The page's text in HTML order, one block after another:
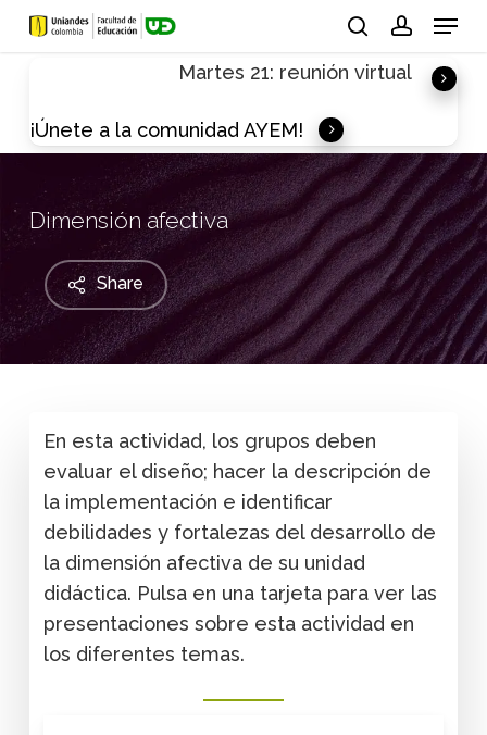
Skip
Menu
Martes 21: reunión virtual
¡Únete a la comunidad AYEM!
Dimensión afectiva
Share
En esta actividad, los grupos deben
evaluar el diseño; hacer la descripción de
la implementación e identificar
debilidades y fortalezas del desarrollo de
la dimensión afectiva de su unidad
didáctica. Pulsa en una tarjeta para ver las
presentaciones sobre esta actividad en
los diferentes temas.